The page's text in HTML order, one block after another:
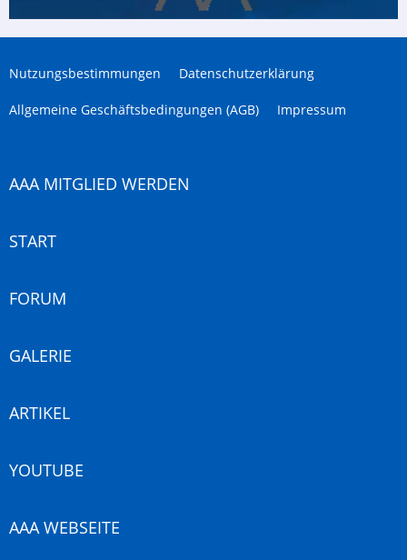
Nutzungsbestimmungen Datenschutzerklärung
Allgemeine Geschäftsbedingungen (AGB) Impressum
AAA MITGLIED WERDEN
START
FORUM
GALERIE
ARTIKEL
YOUTUBE
AAA WEBSEITE